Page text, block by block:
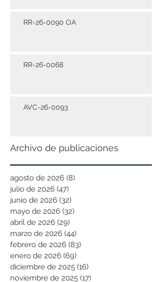
RR-26-0090 OA
RR-26-0068
AVC-26-0093
Archivo de publicaciones
agosto de 2026 (8)
julio de 2026 (47)
junio de 2026 (32)
mayo de 2026 (32)
abril de 2026 (29)
marzo de 2026 (44)
febrero de 2026 (83)
enero de 2026 (69)
diciembre de 2025 (16)
noviembre de 2025 (17)